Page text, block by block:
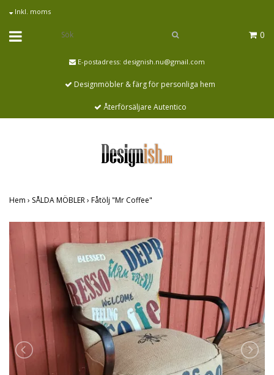
Inkl. moms
0
E-postadress: designish.nu@gmail.com
Designmöbler & färg för personliga hem
Återförsäljare Autentico
Hem › SÅLDA MÖBLER› Fåtölj "Mr Coffee"